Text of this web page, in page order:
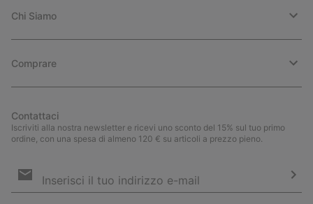
Chi Siamo
Comprare
Contattaci
Iscriviti alla nostra newsletter e ricevi uno sconto del 15% sul tuo primo
ordine, con una spesa di almeno 120 € su articoli a prezzo pieno.
e-